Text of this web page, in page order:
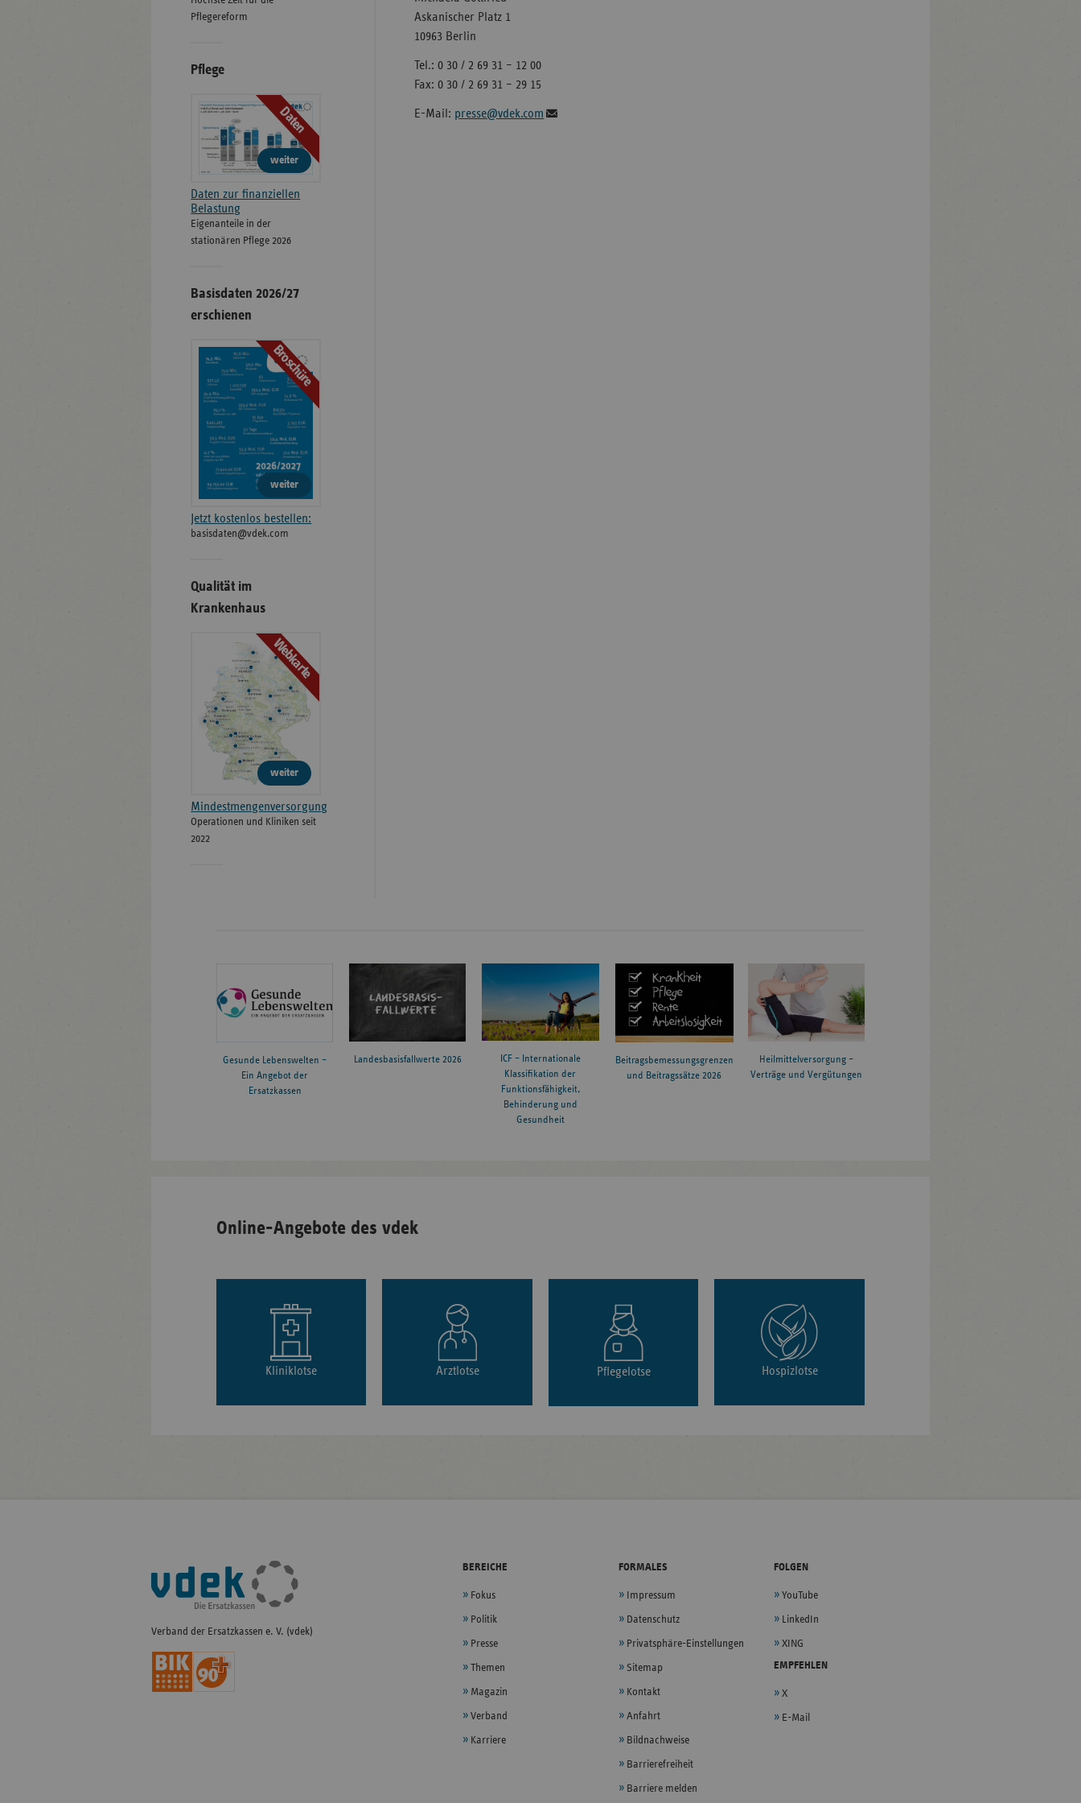
Askanischer Platz 1
10963 Berlin
Tel.: 0 30 / 2 69 31 – 12 00
Fax: 0 30 / 2 69 31 – 29 15
E-Mail: presse@vdek.com
Pflegereform
Pflege
Daten
weiter
Daten zur finanziellen
Belastung
Eigenanteile in der
stationären Pflege 2026
Basisdaten 2026/27
erschienen
Broschüre
weiter
Jetzt kostenlos bestellen:
basisdaten@vdek.com
Qualität im
Krankenhaus
Webkarte
weiter
Mindestmengenversorgung
Operationen und Kliniken seit
2022
Gesunde Lebenswelten –
Ein Angebot der
Ersatzkassen
Landesbasisfallwerte 2026
ICF – Internationale
Klassifikation der
Funktionsfähigkeit,
Behinderung und
Gesundheit
Beitragsbemessungsgrenzen
und Beitragssätze 2026
Heilmittelversorgung –
Verträge und Vergütungen
Online-Angebote des vdek
Kliniklotse Arztlotse Pflegelotse Hospizlotse
Fußleisten-
Navigation
Verband der Ersatzkassen e. V. (vdek)
BEREICHE
Fokus
Politik
Presse
Themen
Magazin
Verband
Karriere
FORMALES
Impressum
Datenschutz
Privatsphäre-Einstellungen
Sitemap
Kontakt
Anfahrt
Bildnachweise
Barrierefreiheit
Barriere melden
FOLGEN
YouTube
LinkedIn
XING
EMPFEHLEN
X
E-Mail